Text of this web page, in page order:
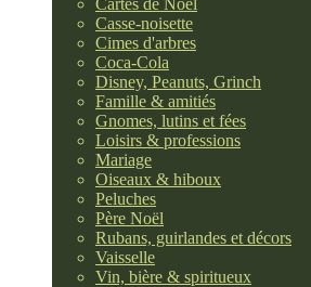
Cartes de Noël
Casse-noisette
Cimes d'arbres
Coca-Cola
Disney, Peanuts, Grinch
Famille & amitiés
Gnomes, lutins et fées
Loisirs & professions
Mariage
Oiseaux & hiboux
Peluches
Père Noël
Rubans, guirlandes et décors
Vaisselle
Vin, bière & spiritueux